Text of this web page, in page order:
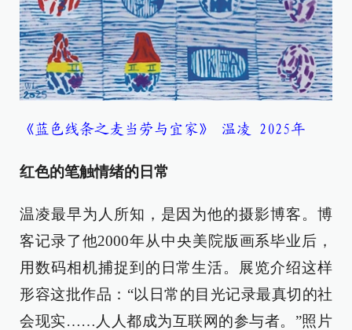
《蓝色线条之麦当劳与宜家》 温凌 2025年
红色的笔触情绪的日常
温凌最早为人所知，是因为他的摄影博客。博
客记录了他2000年从中央美院版画系毕业后，
用数码相机捕捉到的日常生活。展览介绍这样
形容这批作品：“以日常的目光记录最真切的社
会现实……人人都成为互联网的参与者。”照片